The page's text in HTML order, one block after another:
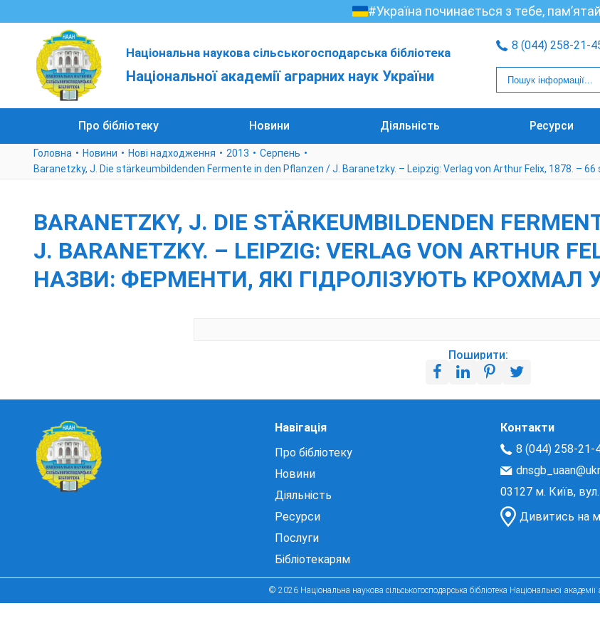
#Україна починається з тебе,
Національна наукова сільськогосподарська бібліотека
Національної академії аграрних наук України
8 (044) 258-21-
Про бібліотеку Новини Діяльність Ресурси
Головна Новини Нові надходження 2013
Серпень
Baranetzky, J. Die stärkeumbildenden Fermente in den Pflanzen / J. Baranetzky. – Leipzig: Verlag von Arthur Felix, 1878. – 66
BARANETZKY, J. DIE STÄRKEUMBILDENDEN
J. BARANETZKY. – LEIPZIG: VERLAG VON ARTHUR
НАЗВИ: ФЕРМЕНТИ, ЯКІ ГІДРОЛІЗУЮТЬ КРОХМАЛ
Поширити:
Навігація
Про бібліотеку
Новини
Діяльність
Ресурси
Послуги
Бібліотекарям
Контакти
8 (044) 258-21-
03127 м. Київ,
Дивитись на
© 2026 Національна наукова сільськогосподарська бібліотека Національної